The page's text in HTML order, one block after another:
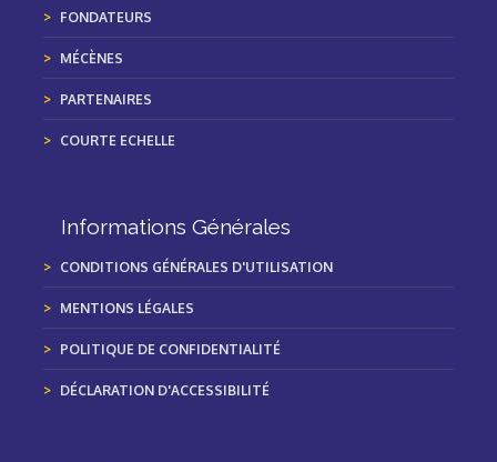
FONDATEURS
MÉCÈNES
PARTENAIRES
COURTE ECHELLE
Informations Générales
CONDITIONS GÉNÉRALES D'UTILISATION
MENTIONS LÉGALES
POLITIQUE DE CONFIDENTIALITÉ
DÉCLARATION D'ACCESSIBILITÉ